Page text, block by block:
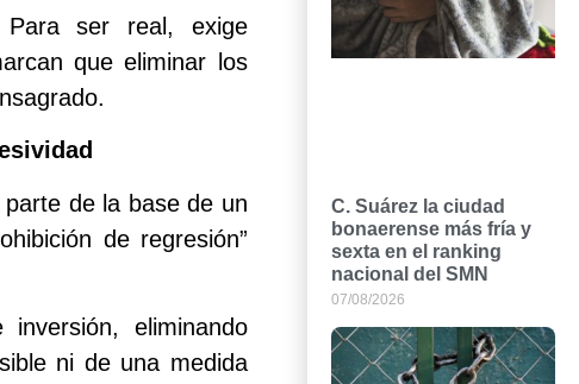
Para ser real, exige
que eliminar los
de la base de un
de regresión”
eliminando
ni de una medida
C. Suárez la ciudad
bonaerense más fría y
sexta en el ranking
nacional del SMN
07/08/2026